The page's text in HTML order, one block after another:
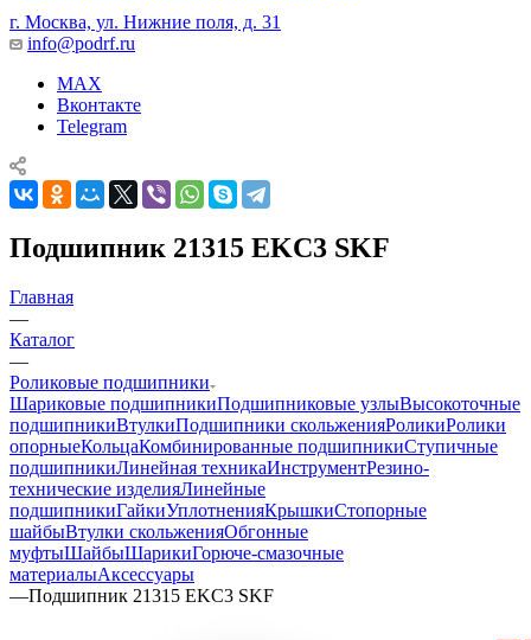
г. Москва, ул. Нижние поля, д. 31
info@podrf.ru
MAX
Вконтакте
Telegram
Подшипник 21315 EKC3 SKF
Главная
—
Каталог
—
Роликовые подшипники
Шариковые подшипникиПодшипниковые узлыВысокоточные
подшипникиВтулкиПодшипники скольженияРоликиРолики
опорныеКольцаКомбинированные подшипникиСтупичные
подшипникиЛинейная техникаИнструментРезино-
технические изделияЛинейные
подшипникиГайкиУплотненияКрышкиСтопорные
шайбыВтулки скольженияОбгонные
муфтыШайбыШарикиГорюче-смазочные
материалыАксессуары
—Подшипник 21315 EKC3 SKF